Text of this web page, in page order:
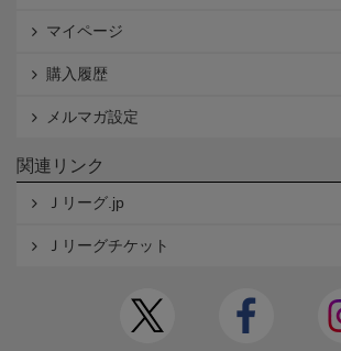
マイページ
購入履歴
メルマガ設定
関連リンク
Ｊリーグ.jp
Ｊリーグチケット